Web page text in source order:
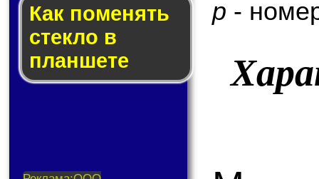
Как по­ме­нять
стек­ло в
планшете
p -